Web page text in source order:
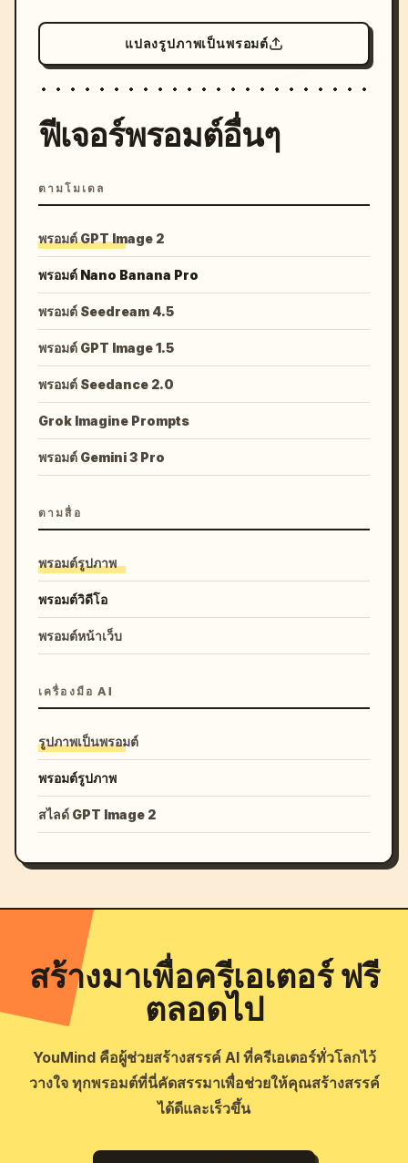
แปลงรูปภาพเป็นพรอมต์
ฟีเจอร์พรอมต์อื่นๆ
ตามโมเดล
พรอมต์ GPT Image 2
พรอมต์ Nano Banana Pro
พรอมต์ Seedream 4.5
พรอมต์ GPT Image 1.5
พรอมต์ Seedance 2.0
Grok Imagine Prompts
พรอมต์ Gemini 3 Pro
ตามสื่อ
พรอมต์รูปภาพ
พรอมต์วิดีโอ
พรอมต์หน้าเว็บ
เครื่องมือ AI
รูปภาพเป็นพรอมต์
พรอมต์รูปภาพ
สไลด์ GPT Image 2
สร้างมาเพื่อครีเอเตอร์ ฟรี
ตลอดไป
YouMind คือผู้ช่วยสร้างสรรค์ AI ที่ครีเอเตอร์ทั่วโลกไว้
วางใจ ทุกพรอมต์ที่นี่คัดสรรมาเพื่อช่วยให้คุณสร้างสรรค์
ได้ดีและเร็วขึ้น